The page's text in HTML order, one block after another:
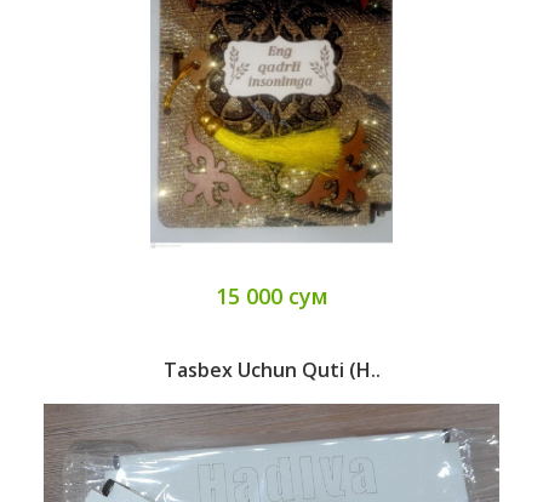
15 000 сум
Tasbex Uchun Quti (H..